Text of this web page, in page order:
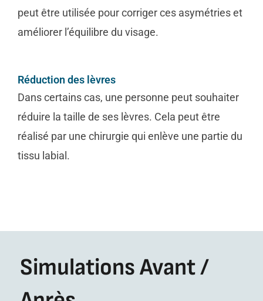
peut être utilisée pour corriger ces asymétries et
améliorer l’équilibre du visage.
Réduction des lèvres
Dans certains cas, une personne peut souhaiter
réduire la taille de ses lèvres. Cela peut être
réalisé par une chirurgie qui enlève une partie du
tissu labial.
Simulations Avant /